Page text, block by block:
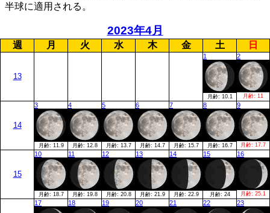
半球に適用される。
2023年4月
週 月 火 水 木 金 土 日
13
1
月齢: 10.1
2
月齢: 11
14
3
月齢: 11.9
4
月齢: 12.8
5
月齢: 13.7
6
月齢: 14.7
7
月齢: 15.7
8
月齢: 16.7
9
月齢: 17.7
15
10
月齢: 18.7
11
月齢: 19.8
12
月齢: 20.8
13
月齢: 21.9
14
月齢: 22.9
15
月齢: 24
16
月齢: 25.1
17 18 19 20 21 22 23